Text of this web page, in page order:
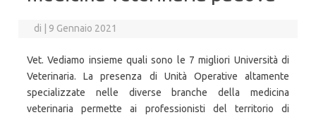
di 9 Gennaio 2021
Vet. Vediamo insieme quali sono le 7 migliori Università di
Veterinaria. La presenza di Unità Operative altamente
specializzate nelle diverse branche della medicina
veterinaria permette ai professionisti del territorio di